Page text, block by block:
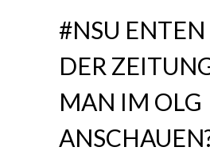
#NSU ENTEN
DER
MAN IM OLG